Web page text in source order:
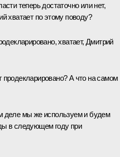
теперь достаточно или нет,
хватает по этому поводу?
хватает, Дмитрий
продекларировано? А что на самом
деле мы же используем и будем
в следующем году при